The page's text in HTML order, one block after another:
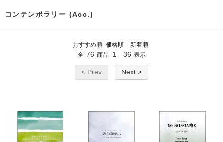
コンテンポラリー (Acc.)
おすすめ順 価格順
新着順
全 76 商品 1 - 36 表示
< Prev Next >